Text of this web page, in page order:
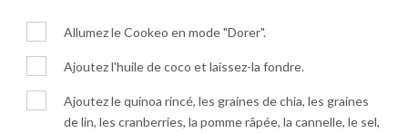
Allumez le Cookeo en mode "Dorer".
Ajoutez l'huile de coco et laissez-la fondre.
Ajoutez le quinoa rincé, les graines de chia, les graines
de lin, les cranberries, la pomme râpée, la cannelle, le sel,